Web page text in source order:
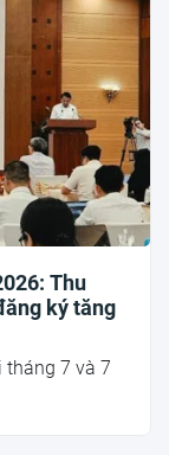
Thu
ký tăng
tháng 7 và 7